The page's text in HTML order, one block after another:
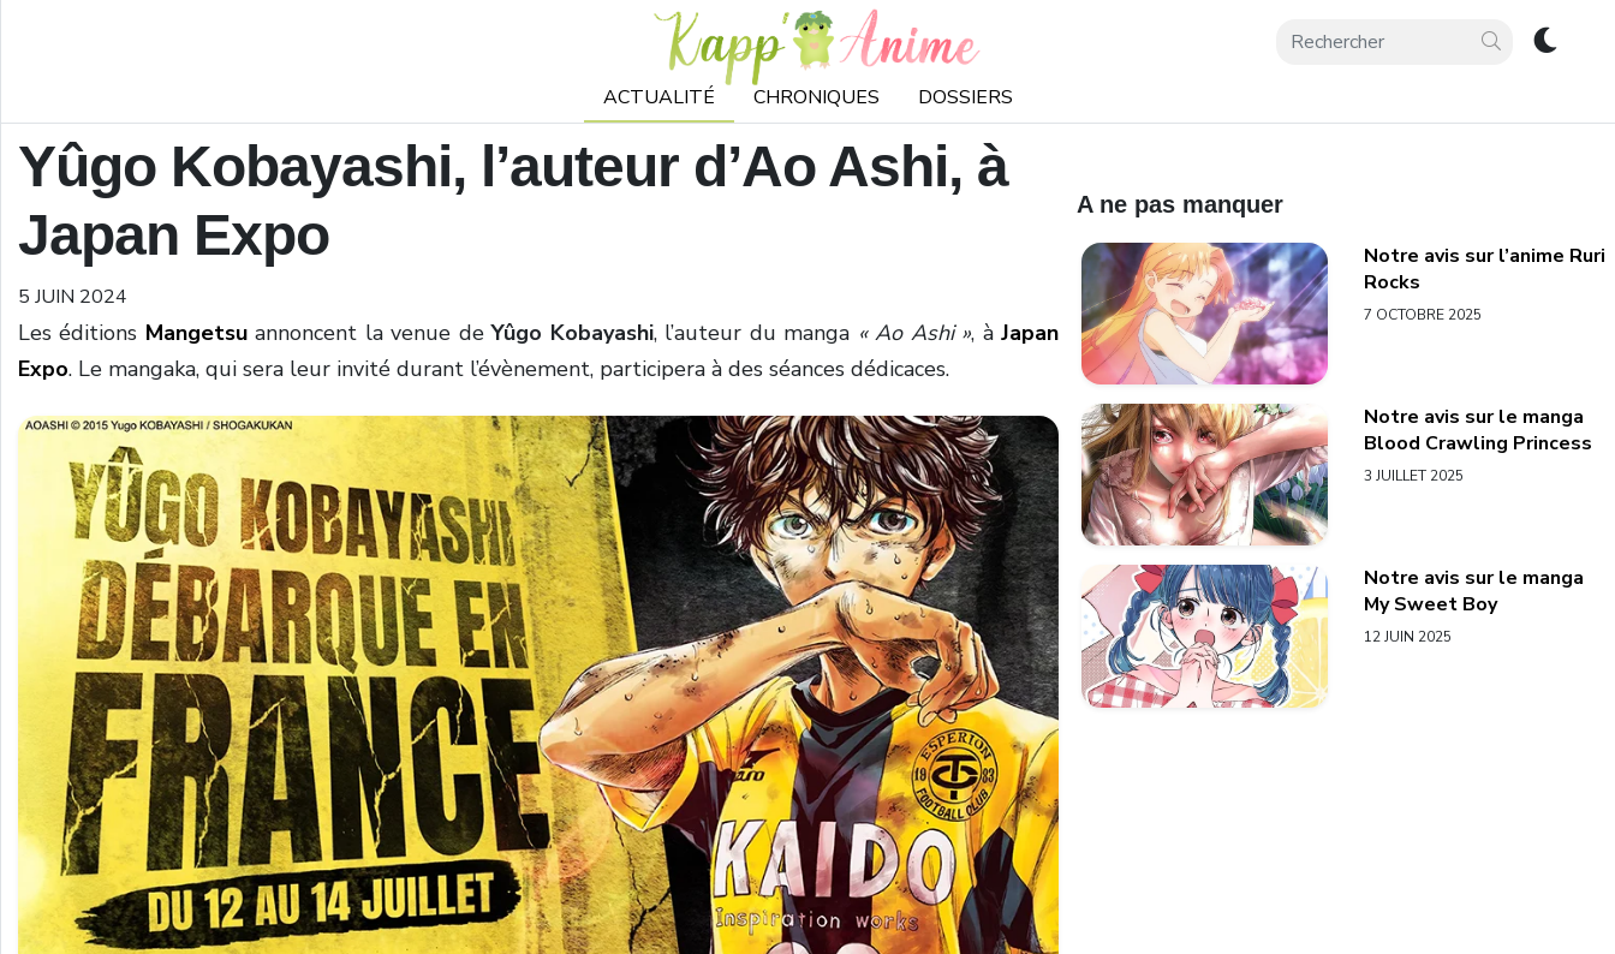
ACTUALITÉ CHRONIQUES DOSSIERS
Yûgo Kobayashi, l’auteur d’Ao Ashi, à
Japan Expo
5 JUIN 2024
Les éditions Mangetsuannoncent la venue deYûgo Kobayashi, l’auteur du manga « Ao Ashi », àJapan
Expo. Le mangaka, qui sera leur invité durant l’évènement, participera à des séances dédicaces.
A ne pas manquer
Notre avis sur l’anime Ruri
Rocks
7 OCTOBRE 2025
Notre avis sur le manga
Blood Crawling Princess
3 JUILLET 2025
Notre avis sur le manga
My Sweet Boy
12 JUIN 2025